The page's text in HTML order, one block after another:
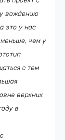
вождению
это у нас
меньше, чем у
с тем
верхних
в